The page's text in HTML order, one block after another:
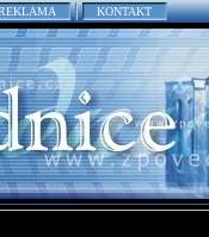
KONTAKT